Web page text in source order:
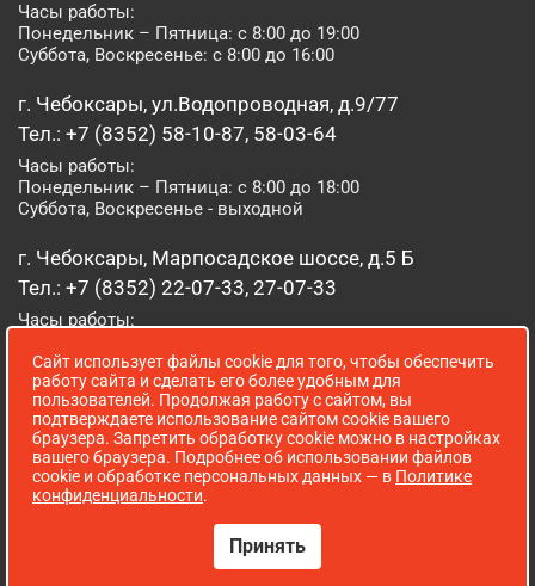
Часы работы:
Понедельник – Пятница: с 8:00 до 19:00
Суббота, Воскресенье: с 8:00 до 16:00
г. Чебоксары, ул.Водопроводная, д.9/77
Тел.: +7 (8352) 58-10-87, 58-03-64
Часы работы:
Понедельник – Пятница: с 8:00 до 18:00
Суббота, Воскресенье - выходной
г. Чебоксары, Марпосадское шоссе, д.5 Б
Тел.: +7 (8352) 22-07-33, 27-07-33
Часы работы:
Суббота, Воскресенье: с 8:00 до 16:00
г. Йошкар-Ола, ул. Луначарского, д. 52 А
Тел.: (8362) 41-07-31
Часы работы:
Понедельник – Пятница: с 8:00 до 18:00
Сопровождение сайта WebStroy
Сайт использует файлы cookie для того, чтобы обеспечить
работу сайта и сделать его более удобным для
пользователей. Продолжая работу с сайтом, вы
подтверждаете использование сайтом cookie вашего
браузера. Запретить обработку cookie можно в настройках
вашего браузера. Подробнее об использовании файлов
cookie и обработке персональных данных — в Политике
конфиденциальности.
Принять